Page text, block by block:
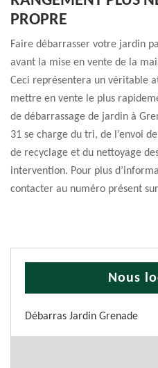
PROPRE
Faire débarrasser votre jardin
avant la mise en vente de la
Ceci représentera un véritable
mettre en vente le plus
de débarrassage de jardin à
31 se charge du tri, de l’envoi
de recyclage et du nettoyage
intervention. Pour plus
contacter au numéro présent
Nous
Débarras Jardin Grenade